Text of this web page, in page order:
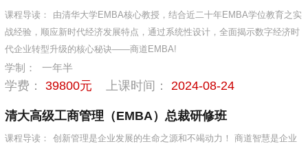
课程导读：
由清华大学EMBA核心教授，结合近二十年EMBA学位教育之实
战经验，顺应新时代经济发展特点，通过系统性设计，全面揭示数字经济时
代企业转型升级的核心秘诀——商道EMBA!
学制： 一年半
学费： 39800元 上课时间： 2024-08-24
清大高级工商管理（EMBA）总裁研修班
课程导读：
创新管理是企业发展的生命之源和不竭动力！ 商道智慧是企业